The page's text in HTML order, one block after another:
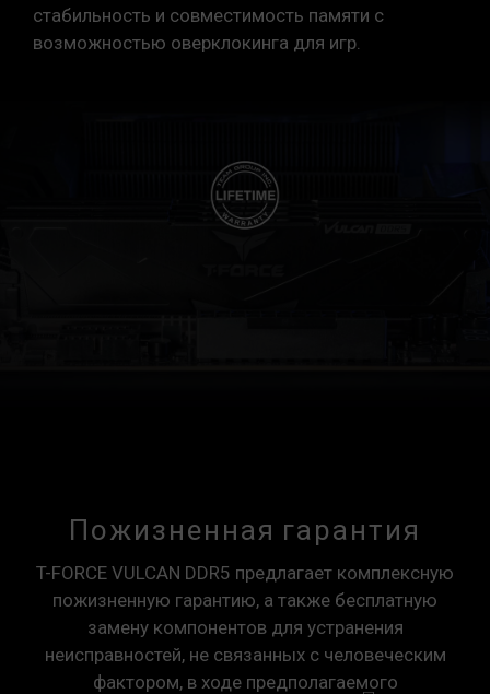
стабильность и совместимость памяти с
возможностью оверклокинга для игр.
Пожизненная гарантия
T-FORCE VULCAN DDR5 предлагает комплексную
пожизненную гарантию, а также бесплатную
замену компонентов для устранения
неисправностей, не связанных с человеческим
фактором, в ходе предполагаемого